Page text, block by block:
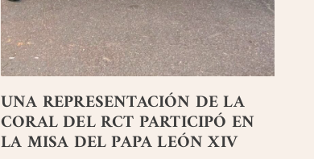
UNA REPRESENTACIÓN DE LA
CORAL DEL RCT PARTICIPÓ EN
LA MISA DEL PAPA LEÓN XIV